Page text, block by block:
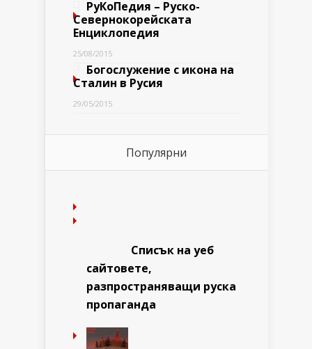
РуКоПедия – Руско-
Севернокорейската
Енциклопедия
25/08/2015
Богослужение с икона на
Сталин в Русия
29/05/2015
Популярни
Списък на уеб
сайтовете,
разпространяващи руска
пропаганда